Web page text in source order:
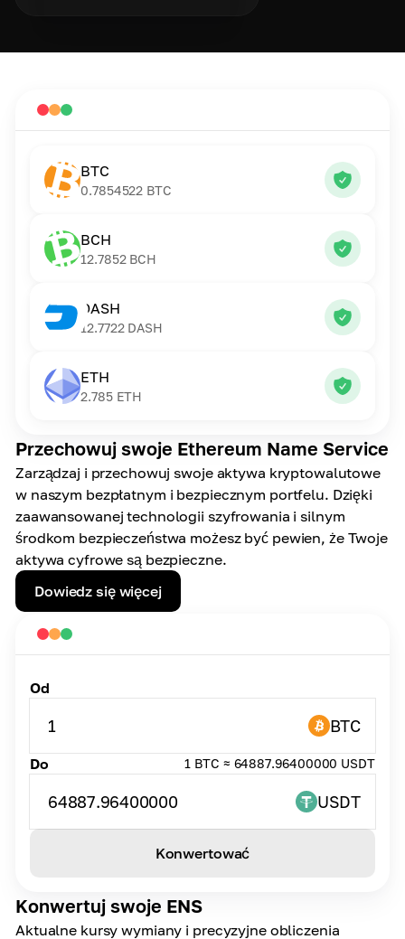
Przechowuj swoje Ethereum Name Service
Zarządzaj i przechowuj swoje aktywa kryptowalutowe
w naszym bezpłatnym i bezpiecznym portfelu. Dzięki
zaawansowanej technologii szyfrowania i silnym
środkom bezpieczeństwa możesz być pewien, że Twoje
aktywa cyfrowe są bezpieczne.
Dowiedz się więcej
BTC
0.7854522 BTC
BCH
12.7852 BCH
DASH
12.7722 DASH
ETH
2.785 ETH
Konwertuj swoje ENS
Aktualne kursy wymiany i precyzyjne obliczenia
Od
1 BTC
Do 1 BTC ≈ 64887.96400000 USDT
64887.96400000 USDT
Konwertować